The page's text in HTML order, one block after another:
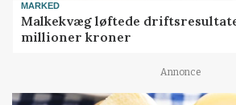
MARKED
Malkekvæg løftede
millioner kroner
Annonce